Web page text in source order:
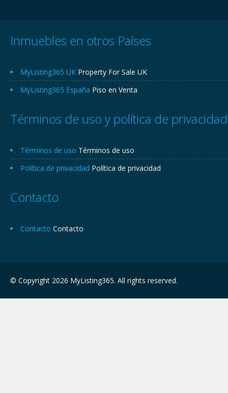
Inmuebles en otros Países
MyListing365 UK Property For Sale UK
MyListing365 España Piso en Venta
Términos de uso y política de privacidad
Términos de uso Términos de uso
Política de privacidad Política de privacidad
Contacto
Contacto Contacto
© Copyright 2026 MyListing365. All rights reserved.